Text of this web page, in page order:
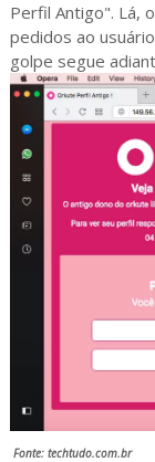
Perfil Antigo". Lá,
pedidos ao
golpe segue
Fonte: techtudo.com.br